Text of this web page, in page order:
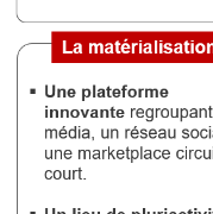
Médias
du
groupe
Blogs
Prémium
annuaire